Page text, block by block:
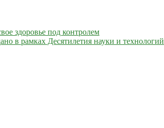
здоровье под контролем
в рамках Десятилетия науки и технологий